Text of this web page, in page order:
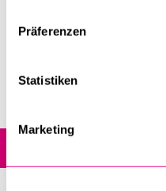
Präferenzen
Statistiken
Marketing